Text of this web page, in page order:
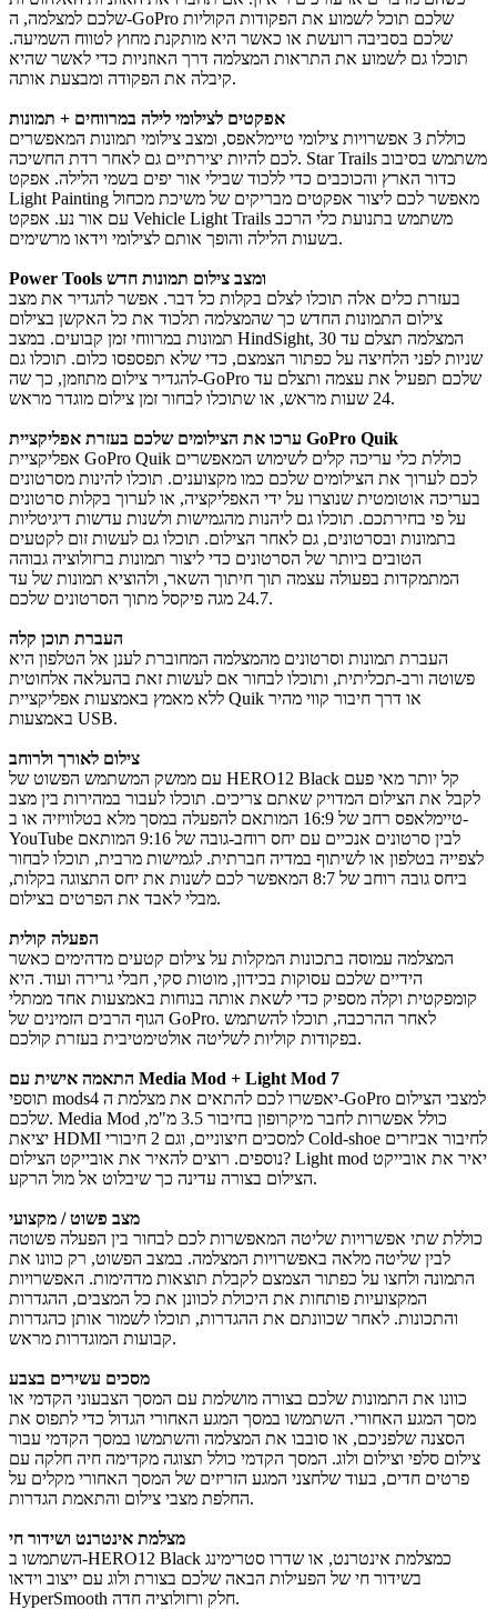
שלכם למצלמה, ה-GoPro שלכם תוכל לשמוע את הפקודות הקוליות
שלכם בסביבה רועשת או כאשר היא מותקנת מחוץ לטווח השמיעה.
תוכלו גם לשמוע את התראות המצלמה דרך האוזניות כדי לאשר שהיא
קיבלה את הפקודה ומבצעת אותה.
אפקטים לצילומי לילה במרווחים + תמונות
כוללת 3 אפשרויות צילומי טיימלאפס, ומצב צילומי תמונות המאפשרים
לכם להיות יצירתיים גם לאחר רדת החשיכה. Star Trails משתמש בסיבוב
כדור הארץ והכוכבים כדי ללכוד שבילי אור יפים בשמי הלילה. אפקט
Light Painting מאפשר לכם ליצור אפקטים מבריקים של משיכת מכחול
עם אור נע. אפקט Vehicle Light Trails משתמש בתנועת כלי הרכב
בשעות הלילה והופך אותם לצילומי וידאו מרשימים.
Power Tools ומצב צילום תמונות חדש
בעזרת כלים אלה תוכלו לצלם בקלות כל דבר. אפשר להגדיר את מצב
צילום התמונות החדש כך שהמצלמה תלכוד את כל האקשן בצילום
תמונות במרווחי זמן קבועים. במצב HindSight, המצלמה תצלם עד 30
שניות לפני הלחיצה על כפתור הצמצם, כדי שלא תפספסו כלום. תוכלו גם
להגדיר צילום מתוזמן, כך שה-GoPro שלכם תפעיל את עצמה ותצלם עד
24 שעות מראש, או שתוכלו לבחור זמן צילום מוגדר מראש.
ערכו את הצילומים שלכם בעזרת אפליקציית GoPro Quik
אפליקציית GoPro Quik כוללת כלי עריכה קלים לשימוש המאפשרים
לכם לערוך את הצילומים שלכם כמו מקצוענים. תוכלו להינות מסרטונים
בעריכה אוטומטית שנוצרו על ידי האפליקציה, או לערוך בקלות סרטונים
על פי בחירתכם. תוכלו גם ליהנות מהגמישות ולשנות עדשות דיגיטליות
בתמונות ובסרטונים, גם לאחר הצילום. תוכלו גם לעשות זום לקטעים
הטובים ביותר של הסרטונים כדי ליצור תמונות ברזולוציה גבוהה
המתמקדות בפעולה עצמה תוך חיתוך השאר, ולהוציא תמונות של עד
24.7 מגה פיקסל מתוך הסרטונים שלכם.
העברת תוכן קלה
העברת תמונות וסרטונים מהמצלמה המחוברת לענן אל הטלפון היא
פשוטה ורב-תכליתית, ותוכלו לבחור אם לעשות זאת בהעלאה אלחוטית
ללא מאמץ באמצעות אפליקציית Quik או דרך חיבור קווי מהיר
צילום לאורך ולרוחב
עם ממשק המשתמש הפשוט של HERO12 Black קל יותר מאי פעם
לקבל את הצילום המדויק שאתם צריכים. תוכלו לעבור במהירות בין מצב
טיימלאפס רחב של 16:9 המותאם להפעלה במסך מלא בטלוויזיה או ב-
YouTube לבין סרטונים אנכיים עם יחס רוחב-גובה של 9:16 המותאם
לצפייה בטלפון או לשיתוף במדיה חברתית. לגמישות מרבית, תוכלו לבחור
ביחס גובה רוחב של 8:7 המאפשר לכם לשנות את יחס התצוגה בקלות,
מבלי לאבד את הפרטים בצילום.
הפעלה קולית
המצלמה עמוסה בתכונות המקלות על צילום קטעים מדהימים כאשר
הידיים שלכם עסוקות בכידון, מוטות סקי, חבלי גרירה ועוד. היא
קומפקטית וקלה מספיק כדי לשאת אותה בנוחות באמצעות אחד ממתלי
הגוף הרבים הזמינים של GoPro. לאחר ההרכבה, תוכלו להשתמש
בפקודות קוליות לשליטה אולטימטיבית בעזרת קולכם.
התאמה אישית עם Media Mod + Light Mod 7
תוספי mods4 יאפשרו לכם להתאים את מצלמת ה-GoPro למצבי הצילום
שלכם. Media Mod כולל אפשרות לחבר מיקרופון בחיבור 3.5 מ"מ,
יציאת HDMI למסכים חיצוניים, וגם 2 חיבורי Cold-shoe לחיבור אביזרים
נוספים. רוצים להאיר את אובייקט הצילום? Light mod יאיר את אובייקט
הצילום בצורה עדינה כך שיבלוט אל מול הרקע.
מצב פשוט / מקצועי
כוללת שתי אפשרויות שליטה המאפשרות לכם לבחור בין הפעלה פשוטה
לבין שליטה מלאה באפשרויות המצלמה. במצב הפשוט, רק כוונו את
התמונה ולחצו על כפתור הצמצם לקבלת תוצאות מדהימות. האפשרויות
המקצועיות פותחות את היכולת לכוונן את כל המצבים, ההגדרות
והתכונות. לאחר שכוונתם את ההגדרות, תוכלו לשמור אותן כהגדרות
קבועות המוגדרות מראש.
מסכים עשירים בצבע
כוונו את התמונות שלכם בצורה מושלמת עם המסך הצבעוני הקדמי או
מסך המגע האחורי. השתמשו במסך המגע האחורי הגדול כדי לתפוס את
הסצנה שלפניכם, או סובבו את המצלמה והשתמשו במסך הקדמי עבור
צילום סלפי וצילום ולוג. המסך הקדמי כולל תצוגה מקדימה חיה חלקה עם
פרטים חדים, בעוד שלחצני המגע הזריזים של המסך האחורי מקלים על
החלפת מצבי צילום והתאמת הגדרות.
מצלמת אינטרנט ושידור חי
השתמשו ב-HERO12 Black כמצלמת אינטרנט, או שדרו סטרימינג
בשידור חי של הפעילות הבאה שלכם בצורת ולוג עם ייצוב וידאו
HyperSmooth חלק ורזולוציה חדה.